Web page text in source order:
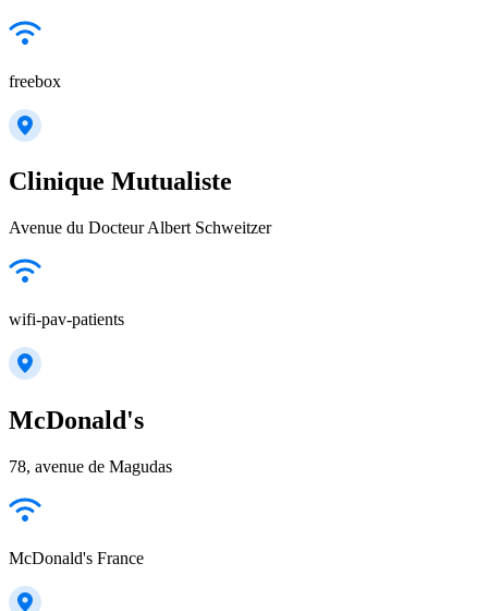
freebox
Clinique Mutualiste
Avenue du Docteur Albert Schweitzer
wifi-pav-patients
McDonald's
78, avenue de Magudas
McDonald's France